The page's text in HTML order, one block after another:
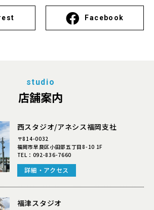
Facebook
studio
店舗案内
西スタジオ/アネシス福岡支社
〒814-0032
福岡市早良区小田部五丁目8-10 1F
TEL： 092-836-7660
詳細・アクセス
福津スタジオ